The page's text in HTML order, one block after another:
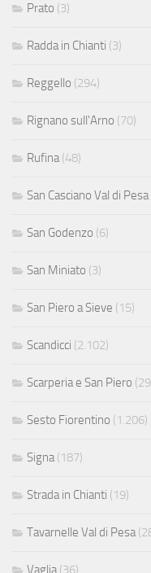
Prato (3)
Radda in Chianti (3)
Reggello (294)
Rignano sull'Arno (70)
Rufina(48)
San Casciano Val di Pesa
San Godenzo (6)
San Miniato (3)
San Piero a Sieve (15)
Scandicci (2.102)
Scarperia e San Piero
Sesto Fiorentino (1.206)
Signa(187)
Strada in Chianti (19)
Tavarnelle Val di Pesa
Vaglia (36)